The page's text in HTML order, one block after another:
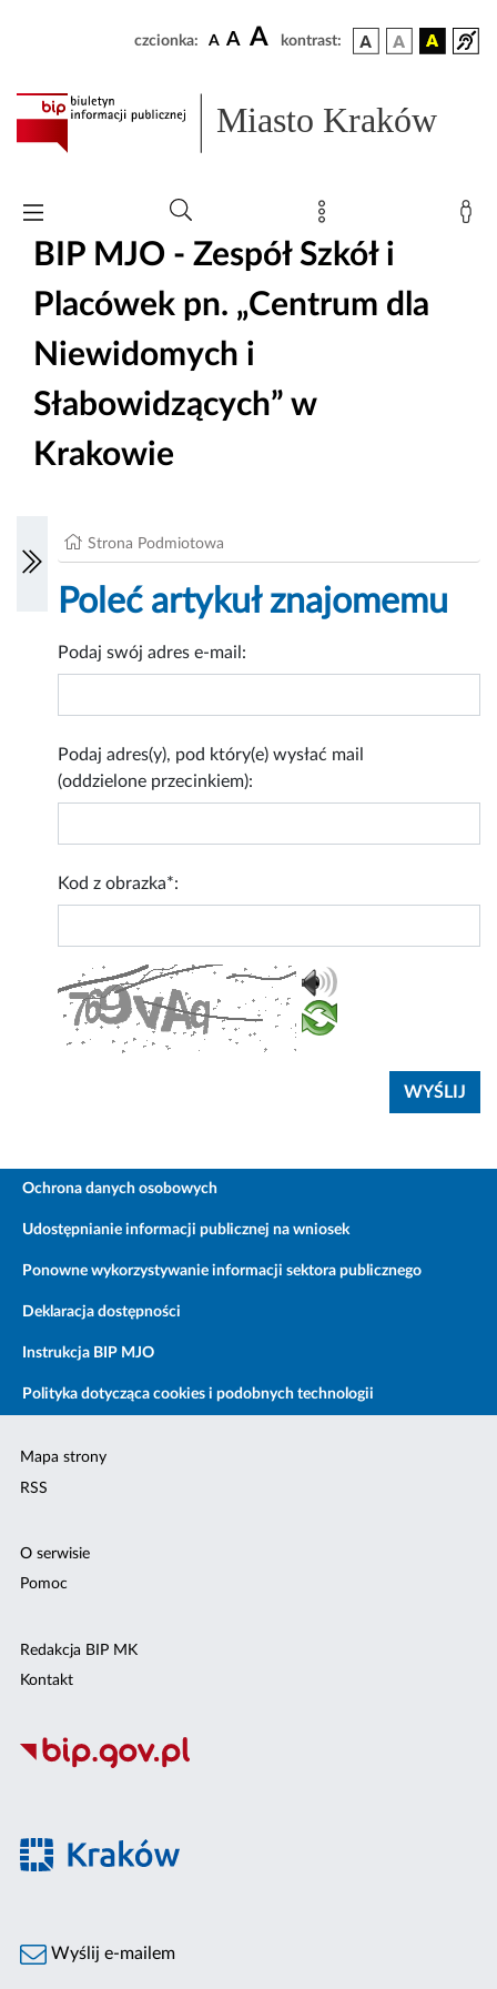
czcionka: A A A kontrast:
Miasto Kraków
BIP MJO - Zespół Szkół i
Placówek pn. „Centrum dla
Niewidomych i
Słabowidzących” w
Krakowie
Strona Podmiotowa
Poleć artykuł znajomemu
Podaj swój adres e-mail:
Podaj adres(y), pod który(e) wysłać mail
(oddzielone przecinkiem):
Kod z obrazka*:
Ochrona danych osobowych
Udostępnianie informacji publicznej na wniosek
Ponowne wykorzystywanie informacji sektora publicznego
Deklaracja dostępności
Instrukcja BIP MJO
Polityka dotycząca cookies i podobnych technologii
Mapa strony
RSS
O serwisie
Pomoc
Redakcja BIP MK
Kontakt
Wyślij e-mailem